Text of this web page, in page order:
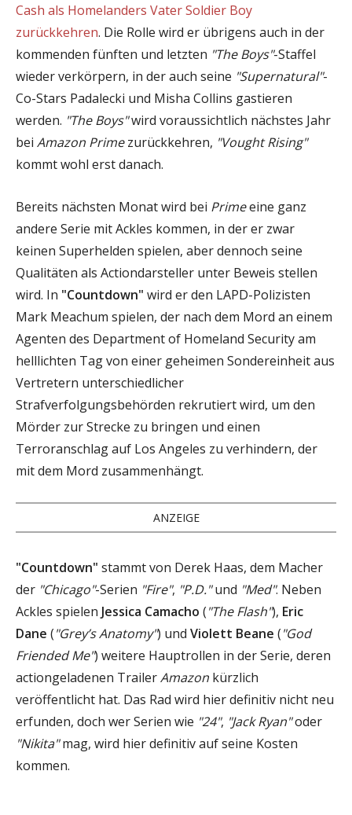
Cash als Homelanders Vater Soldier Boy
zurückkehren. Die Rolle wird er übrigens auch in der
kommenden fünften und letzten "The Boys"-Staffel
wieder verkörpern, in der auch seine "Supernatural"-
Co-Stars Padalecki und Misha Collins gastieren
werden. "The Boys"wird voraussichtlich nächstes Jahr
bei Amazon Primezurückkehren, "Vought Rising"
kommt wohl erst danach.
Bereits nächsten Monat wird bei Primeeine ganz
andere Serie mit Ackles kommen, in der er zwar
keinen Superhelden spielen, aber dennoch seine
Qualitäten als Actiondarsteller unter Beweis stellen
wird. In "Countdown" wird er den LAPD-Polizisten
Mark Meachum spielen, der nach dem Mord an einem
Agenten des Department of Homeland Security am
helllichten Tag von einer geheimen Sondereinheit aus
Vertretern unterschiedlicher
Strafverfolgungsbehörden rekrutiert wird, um den
Mörder zur Strecke zu bringen und einen
Terroranschlag auf Los Angeles zu verhindern, der
mit dem Mord zusammenhängt.
ANZEIGE
"Countdown" stammt von Derek Haas, dem Macher
der "Chicago"-Serien "Fire", "P.D."und "Med". Neben
Ackles spielen Jessica Camacho ("The Flash"), Eric
Dane ("Grey’s Anatomy") und Violett Beane ("God
Friended Me") weitere Hauptrollen in der Serie, deren
actiongeladenen TrailerAmazon kürzlich
veröffentlicht hat. Das Rad wird hier definitiv nicht neu
erfunden, doch wer Serien wie "24", "Jack Ryan"oder
"Nikita"mag, wird hier definitiv auf seine Kosten
kommen.